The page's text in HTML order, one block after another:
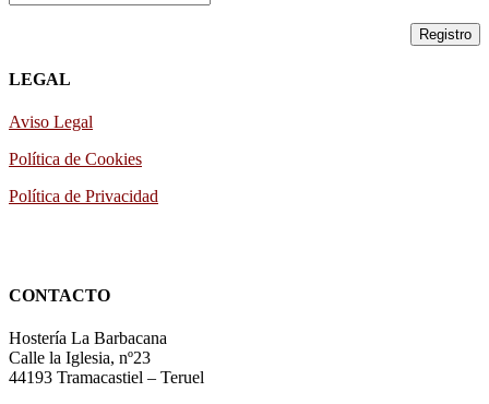
LEGAL
Aviso Legal
Política de Cookies
Política de Privacidad
CONTACTO
Hostería La Barbacana
Calle la Iglesia, nº23
44193 Tramacastiel – Teruel